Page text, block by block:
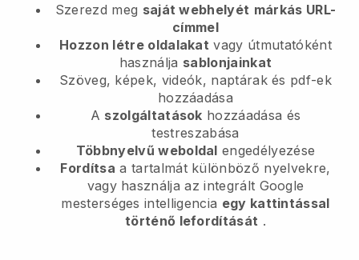
Szerezd meg saját webhelyét márkás URL-
címmel
Hozzon létre oldalakat vagy útmutatóként
használja sablonjainkat
Szöveg, képek, videók, naptárak és pdf-ek
hozzáadása
A szolgáltatások hozzáadása és
testreszabása
Többnyelvű weboldal engedélyezése
Fordítsa a tartalmát különböző nyelvekre,
vagy használja az integrált Google
mesterséges intelligencia egy kattintással
történő lefordítását .